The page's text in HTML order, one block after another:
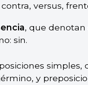
versus,
, que denotan
sin.
y